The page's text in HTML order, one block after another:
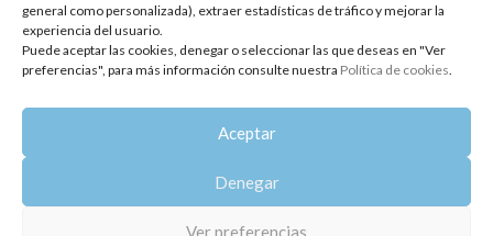
general como personalizada), extraer estadísticas de tráfico y mejorar la
experiencia del usuario.
Puede aceptar las cookies, denegar o seleccionar las que deseas en "Ver
preferencias", para más información consulte nuestra Política de cookies.
Aceptar
Denegar
Ver preferencias
Macadamia
Copyright 2014-2025Oshadhi España
Todos los derechos reservados.